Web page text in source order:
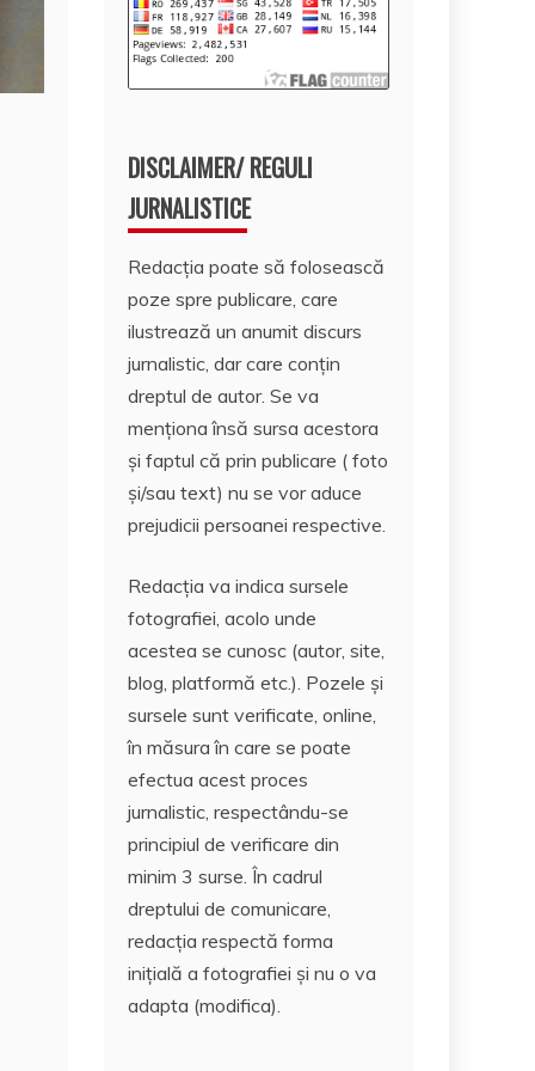
DISCLAIMER/ REGULI
JURNALISTICE
Redacția poate să folosească
poze spre publicare, care
ilustrează un anumit discurs
jurnalistic, dar care conțin
dreptul de autor. Se va
menționa însă sursa acestora
și faptul că prin publicare ( foto
și/sau text) nu se vor aduce
prejudicii persoanei respective.
Redacția va indica sursele
fotografiei, acolo unde
acestea se cunosc (autor, site,
blog, platformă etc.). Pozele și
sursele sunt verificate, online,
în măsura în care se poate
efectua acest proces
jurnalistic, respectându-se
principiul de verificare din
minim 3 surse. În cadrul
dreptului de comunicare,
redacția respectă forma
inițială a fotografiei și nu o va
adapta (modifica).